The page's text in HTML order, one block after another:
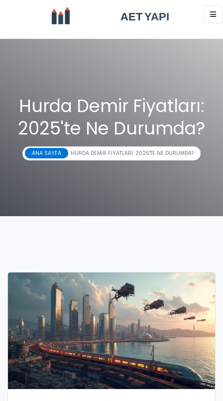
Hurda Demir Fiyatları:
2025'te Ne Durumda?
ANA SAYFA HURDA DEMIR FIYATLARI: 2025'TE NE DURUMDA?